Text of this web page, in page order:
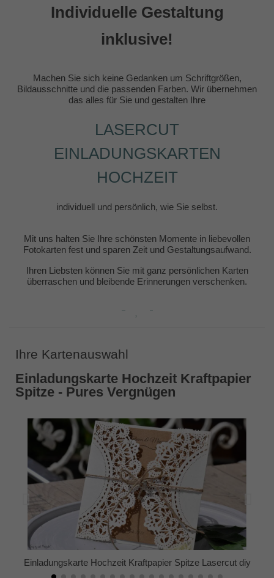
Individuelle Gestaltung
inklusive!
Machen Sie sich keine Gedanken um Schriftgrößen,
Bildausschnitte und die passenden Farben. Wir übernehmen
das alles für Sie und gestalten Ihre
LASERCUT
EINLADUNGSKARTEN
HOCHZEIT
individuell und persönlich, wie Sie selbst.
Mit uns halten Sie Ihre schönsten Momente in liebevollen
Fotokarten fest und sparen Zeit und Gestaltungsaufwand.
Ihren Liebsten können Sie mit ganz persönlichen Karten
überraschen und bleibende Erinnerungen verschenken.
Ihre Kartenauswahl
Einladungskarte Hochzeit Kraftpapier
Spitze - Pures Vergnügen
Einladungskarte Hochzeit Kraftpapier Spitze Lasercut diy